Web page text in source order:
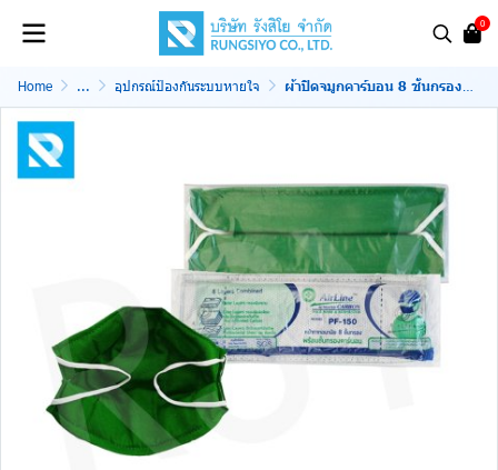
0
Home ... อุปกรณ์ป้องกันระบบหายใจ ผ้าปิดจมูกคาร์บอน 8 ชั้นกรอง สีเขียว รุ่น PF-150 AirLine